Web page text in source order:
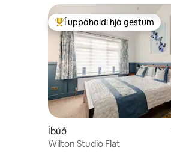
Í mestu uppáhaldi hjá gestum
Í uppáhaldi hjá gestum
Íbúð
Wilton Studio Flat